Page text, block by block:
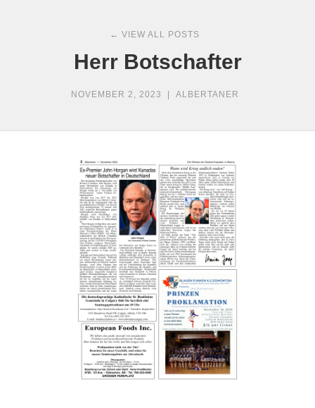
← VIEW ALL POSTS
Herr Botschafter
NOVEMBER 2, 2023 ALBERTANER